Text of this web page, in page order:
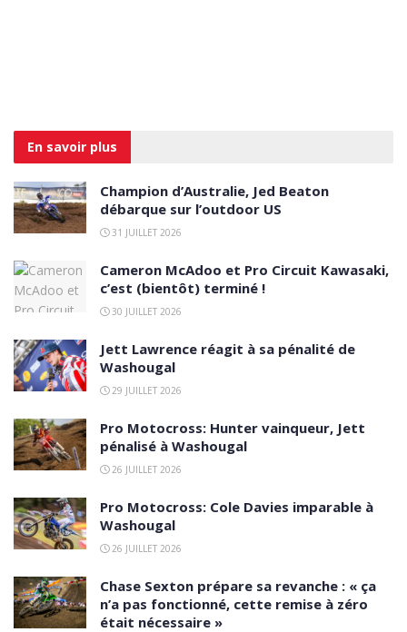
En savoir plus
Champion d’Australie, Jed Beaton
débarque sur l’outdoor US
31 JUILLET 2026
Cameron McAdoo et Pro Circuit Kawasaki,
c’est (bientôt) terminé !
30 JUILLET 2026
Jett Lawrence réagit à sa pénalité de
Washougal
29 JUILLET 2026
Pro Motocross: Hunter vainqueur, Jett
pénalisé à Washougal
26 JUILLET 2026
Pro Motocross: Cole Davies imparable à
Washougal
26 JUILLET 2026
Chase Sexton prépare sa revanche : « ça
n’a pas fonctionné, cette remise à zéro
était nécessaire »